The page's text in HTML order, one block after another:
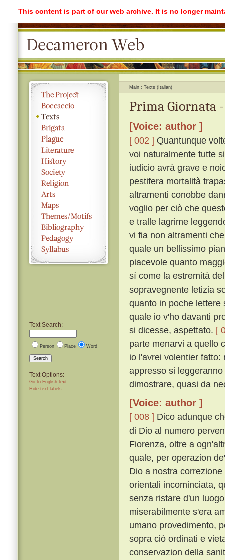
This content is part of our web archive. It is no longer
Text Search:
Person Place Word
Search
Text Options:
Go to English text
Hide text labels
Main Texts (Italian)
Prima Giornata
[Voice: author ]
[ 002 ] Quantunque
voi naturalmente tutte
iudicio avrà grave e
pestifera mortalità
altramenti conobbe
voglio per ciò che
e tralle lagrime
vi fia non altramenti
quale un bellissimo
piacevole quanto
sí come la estremità
sopravegnente letizia
quanto in poche lettere
quale io v'ho davanti
si dicesse, aspettato. [
parte menarvi a quello
io l'avrei volentier
appresso si
dimostrare, quasi da
[Voice: author ]
[ 008 ] Dico adunque
di Dio al numero
Fiorenza, oltre a
quale, per operazion
Dio a nostra
orientali incominciata,
senza ristare d'un
miserabilmente s'era
umano provedimento,
sopra ciò ordinati e
conservazion della